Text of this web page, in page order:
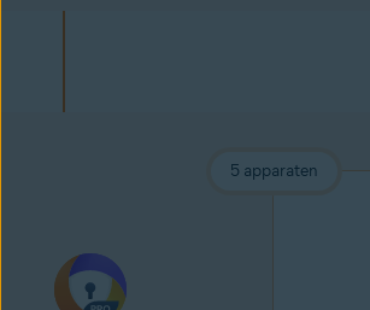
5 apparaten